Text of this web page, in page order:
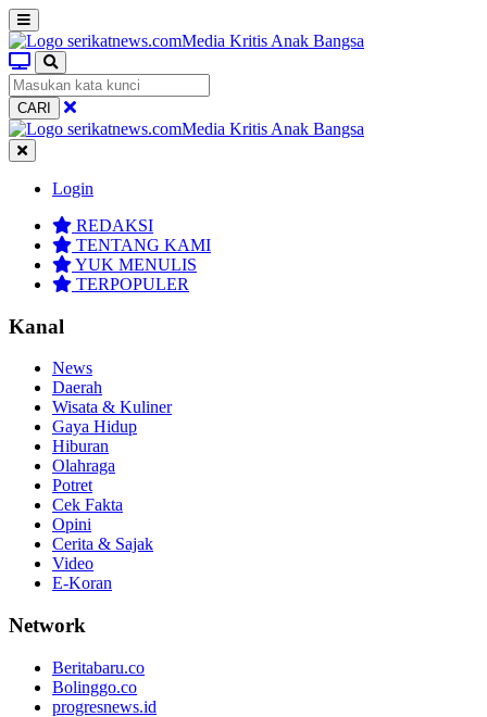
CARI
Login
REDAKSI
TENTANG KAMI
YUK MENULIS
TERPOPULER
Kanal
News
Daerah
Wisata & Kuliner
Gaya Hidup
Hiburan
Olahraga
Potret
Cek Fakta
Opini
Cerita & Sajak
Video
E-Koran
Network
Beritabaru.co
Bolinggo.co
progresnews.id